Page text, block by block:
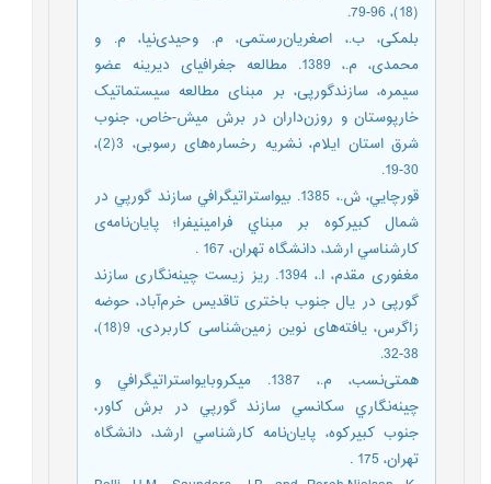
بلمکی، ب.، اصغریان‌رستمی، م. وحیدی‌نیا، م. و
محمدی، م.، 1389. مطالعه جغرافیای دیرینه عضو
سیمره، سازندگورپی، بر مبنای مطالعه سیستماتیک
خارپوستان و روزن‌داران در برش میش-خاص، جنوب
شرق استان ایلام، نشریه رخساره‌های رسوبی، 3(2)،
30-19.
قورچايي، ش.، 1385. بيواستراتيگرافي سازند گورپي در
شمال كبيركوه بر مبناي فرامينيفرا؛ پایان‌نامه‌ی
كارشناسي ارشد، دانشگاه تهران، 167 .
مغفوری مقدم، ا.، 1394. ریز زیست چینه‌نگاری سازند
گورپی در یال جنوب باختری تاقدیس خرم‌آباد، حوضه
زاگرس، یافته‌های نوین زمین‌شناسی کاربردی، 9(18)،
38-32.
همتی‌نسب، م.، 1387. ميكروبايواستراتيگرافي و
چينه‌نگاري سكانسي سازند گورپي در برش كاور،
جنوب كبيركوه، پايان‌نامه كارشناسي ارشد، دانشگاه
تهران، 175 .